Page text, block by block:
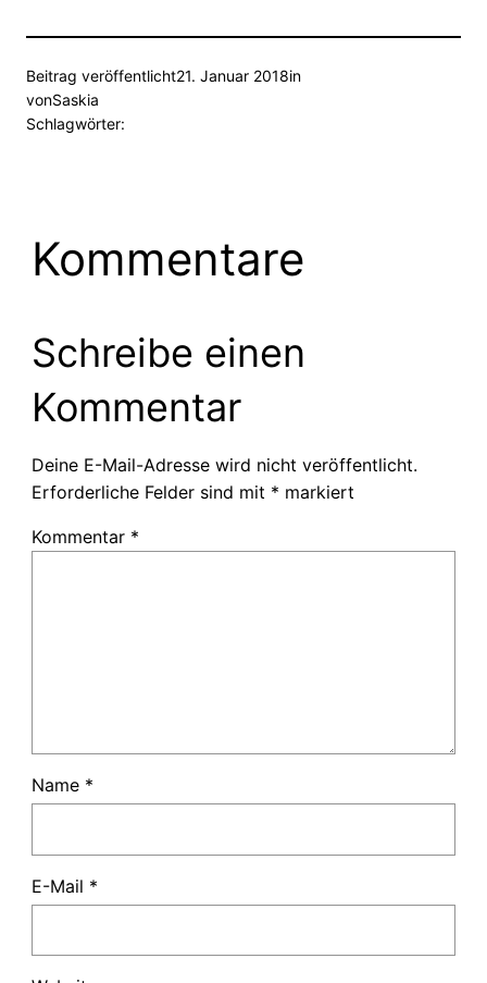
Beitrag veröffentlicht21. Januar 2018in
vonSaskia
Schlagwörter:
Kommentare
Schreibe einen
Kommentar
Deine E-Mail-Adresse wird nicht veröffentlicht.
Erforderliche Felder sind mit * markiert
Kommentar *
Name *
E-Mail *